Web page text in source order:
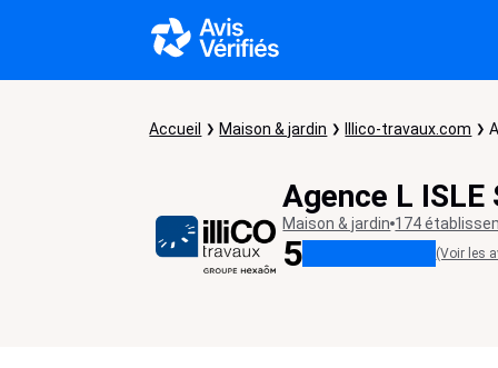
Accueil Maison & jardin Illico-travaux.com
Agence L ISLE
Maison & jardin 174
5 (Voir les